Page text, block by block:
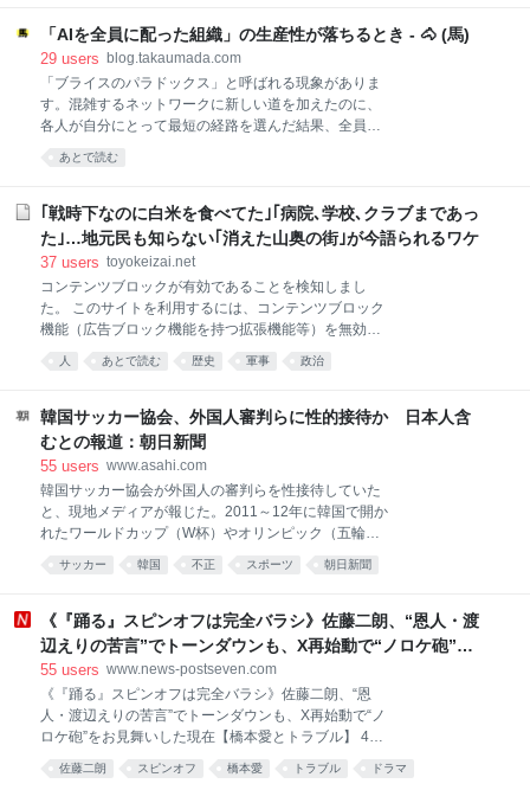
まう。 そう、普段は諦めの境地でそんな気持ちは殺し
切っているのに、日本の空港に降り立ち、いざ久しぶ
りに故国の地を踏むと、刺身が食べたい、寿司が食べ
たい、温泉に浸かって浴衣でウロウロしたい、古寺に
行ってあの仏像たちに逢いたい、地元の神社の境内の
なんて、それまで押さえつけていた「日本を味わいた
一時帰国の期間、ずっと続く。 だから、旅行先の温泉
宿で温泉に浸かり、部屋に戻って布団に寝転び、久し
ぶりに嗅ぐ畳の
「AIを全員に配った組織」の生産性が落ちるとき - 🐴 (馬)
29 users blog.takaumada.com
「ブライスのパラドックス」と呼ばれる現象がありま
す。混雑するネットワークに新しい道を加えたのに、
各人が自分にとって最短の経路を選んだ結果、全員の
移動時間が逆に長くなることがある、という交通工学
のパラドックスです。 逆に「道をなくす」ことで、移
たソウル市の清渓川復元事業では、都心を貫く高架道
路が撤去され、その下に埋もれていた川が復元されま
した。都心の大動脈を消すと、交通は麻痺するように
うです。しかしその後は地下鉄利用が増え、道路移動
が減り、懸念された大渋滞がそのまま固定化すること
はありませんでした。（ただし、同じ時期にはバス路
線の再編や中央バス専用レーンの整備など、公共交通
ニューヨーク、ロンドンの
あとで読む
｢戦時下なのに白米を食べてた｣｢病院､学校､クラブまであっ
た｣…地元民も知らない｢消えた山奥の街｣が今語られるワケ
37 users toyokeizai.net
コンテンツブロックが有効であることを検知しまし
た。 このサイトを利用するには、コンテンツブロック
機能（広告ブロック機能を持つ拡張機能等）を無効に
してページを再読み込みしてください。 なお、
Microsoft Edgeをご利用のお客様はプライバシー設定
する」の設定を「バランス（推奨）」にしてご利用を
お願いいたします。詳細は下記のFAQページをご参照
ください。
345 ✕
人 あとで読む 歴史 軍事 政治
韓国サッカー協会、外国人審判らに性的接待か 日本人含
むとの報道：朝日新聞
55 users www.asahi.com
韓国サッカー協会が外国人の審判らを性接待していた
と、現地メディアが報じた。2011～12年に韓国で開か
れたワールドカップ（W杯）やオリンピック（五輪）
の出場をかけた予選などに携わった審判らで、日本
人…
サッカー 韓国 不正 スポーツ 朝日新聞
《『踊る』スピンオフは完全バラシ》佐藤二朗、“恩人・渡
辺えりの苦言”でトーンダウンも、X再始動で“ノロケ砲”を
お見舞いした現在【橋本愛とトラブル】
55 users www.news-postseven.com
《『踊る』スピンオフは完全バラシ》佐藤二朗、“恩
人・渡辺えりの苦言”でトーンダウンも、X再始動で“ノ
ロケ砲”をお見舞いした現在【橋本愛とトラブル】 4月
期に放送されたドラマ『夫婦別姓刑事』（フジテレビ
系）で共演した橋本愛（30）とのトラブルが発覚した
佐藤二朗 スピンオフ 橋本愛 トラブル ドラマ